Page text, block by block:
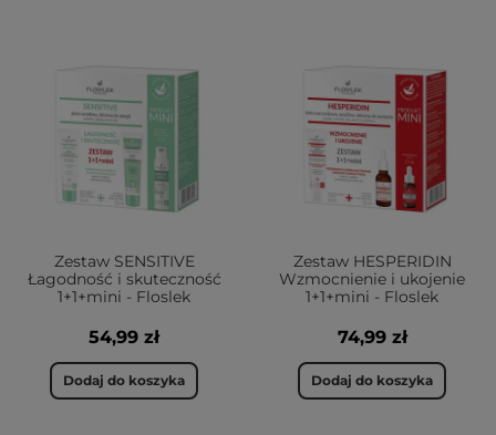
Zestaw SENSITIVE
Łagodność i skuteczność
1+1+mini - Floslek
54,99 zł
Dodaj do koszyka
Zestaw HESPERIDIN
Wzmocnienie i ukojenie
1+1+mini - Floslek
74,99 zł
Dodaj do koszyka